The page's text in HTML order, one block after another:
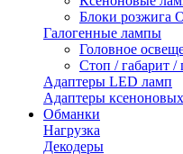
Блоки розжига
Галогенные лампы
Головное
Стоп / габарит /
Адаптеры LED ламп
Адаптеры
Обманки
Нагрузка
Декодеры